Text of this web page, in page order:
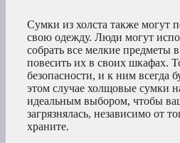
Сумки из холста также могут
свою одежду. Люди могут
собрать все мелкие предметы
повесить их в своих шкафах.
безопасности, и к ним всегда
этом случае холщовые сумки
идеальным выбором, чтобы
загрязнялась, независимо от
храните.